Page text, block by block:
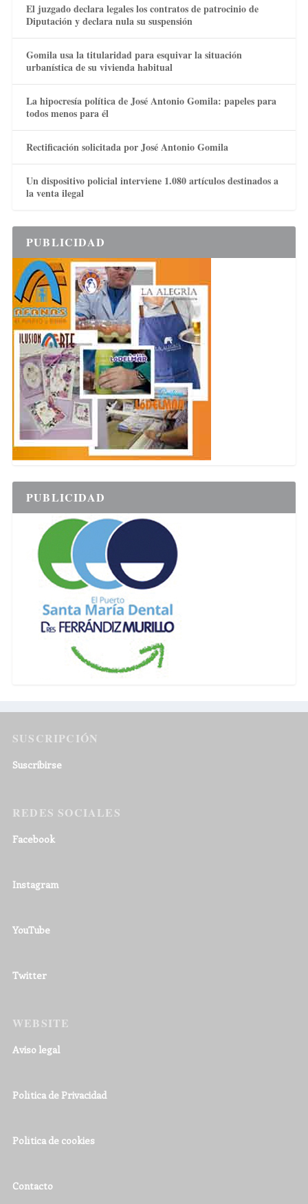
El juzgado declara legales los contratos de patrocinio de
Diputación y declara nula su suspensión
Gomila usa la titularidad para esquivar la situación
urbanística de su vivienda habitual
La hipocresía política de José Antonio Gomila: papeles para
todos menos para él
Rectificación solicitada por José Antonio Gomila
Un dispositivo policial interviene 1.080 artículos destinados a
la venta ilegal
PUBLICIDAD
PUBLICIDAD
SUSCRIPCIÓN
Suscribirse
REDES SOCIALES
Facebook
Instagram
YouTube
Twitter
WEBSITE
Aviso legal
Política de Privacidad
Política de cookies
Contacto